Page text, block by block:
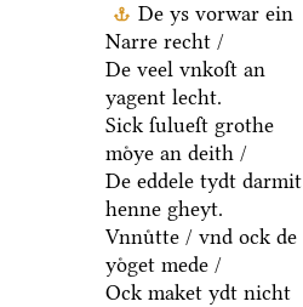
De ys vorwar ein
Narre recht /
De veel vnkoſt an
yagent lecht.
Sick ſulueſt grothe
moͤye an deith /
De eddele tydt darmit
henne gheyt.
Vnnuͤtte / vnd ock de
yoͤget mede /
Ock maket ydt nicht